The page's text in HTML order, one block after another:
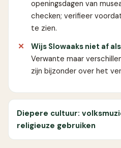
openingsdagen van
checken; verifieer
te zien.
Wijs Slowaaks niet af
Verwante maar
zijn bijzonder over het
Diepere cultuur:
religieuze gebruiken